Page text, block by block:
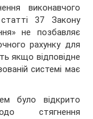
виконавчого
37 Закону
не позбавляє
рахунку для
якщо відповідне
системі має
було відкрито
стягнення